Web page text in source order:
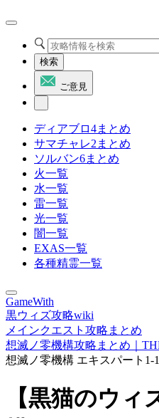
検索
ご意見
ディアブロ4まとめ
サマチャレ2まとめ
ソルバン6まとめ
火一覧
水一覧
雷一覧
光一覧
闇一覧
EXAS一覧
各種精霊一覧
GameWith
黒ウィズ攻略wiki
メインクエスト攻略まとめ
想滅ノ零機構攻略まとめ｜
想滅ノ零機構 エキスパート1-
【黒猫のウィ